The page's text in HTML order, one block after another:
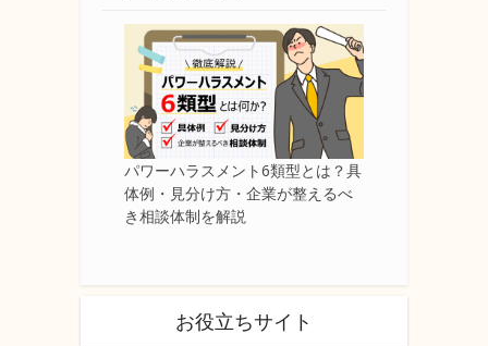
パワーハラスメント6類型とは？具
体例・見分け方・企業が整えるべ
き相談体制を解説
お役立ちサイト